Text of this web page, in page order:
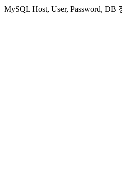
MySQL Host, User, Password,